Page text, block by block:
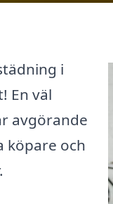
i
En väl
avgörande
köpare och